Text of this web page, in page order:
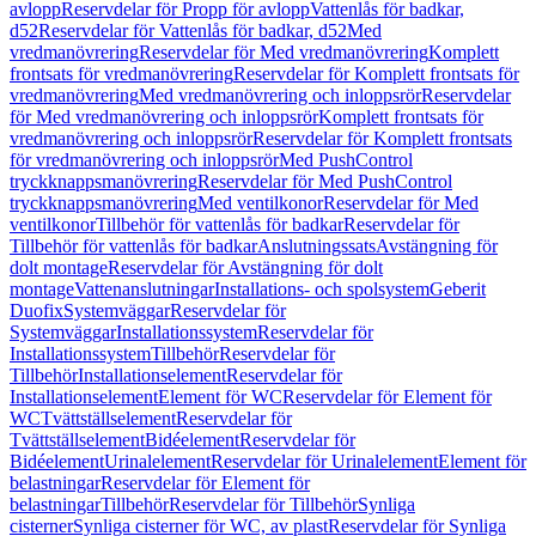
avloppReservdelar för Propp för avloppVattenlås för badkar,
d52Reservdelar för Vattenlås för badkar, d52Med
vredmanövreringReservdelar för Med vredmanövreringKomplett
frontsats för vredmanövreringReservdelar för Komplett frontsats för
vredmanövreringMed vredmanövrering och inloppsrörReservdelar
för Med vredmanövrering och inloppsrörKomplett frontsats för
vredmanövrering och inloppsrörReservdelar för Komplett frontsats
för vredmanövrering och inloppsrörMed PushControl
tryckknappsmanövreringReservdelar för Med PushControl
tryckknappsmanövreringMed ventilkonorReservdelar för Med
ventilkonorTillbehör för vattenlås för badkarReservdelar för
Tillbehör för vattenlås för badkarAnslutningssatsAvstängning för
dolt montageReservdelar för Avstängning för dolt
montageVattenanslutningarInstallations- och spolsystemGeberit
DuofixSystemväggarReservdelar för
SystemväggarInstallationssystemReservdelar för
InstallationssystemTillbehörReservdelar för
TillbehörInstallationselementReservdelar för
InstallationselementElement för WCReservdelar för Element för
WCTvättställselementReservdelar för
TvättställselementBidéelementReservdelar för
BidéelementUrinalelementReservdelar för UrinalelementElement för
belastningarReservdelar för Element för
belastningarTillbehörReservdelar för TillbehörSynliga
cisternerSynliga cisterner för WC, av plastReservdelar för Synliga